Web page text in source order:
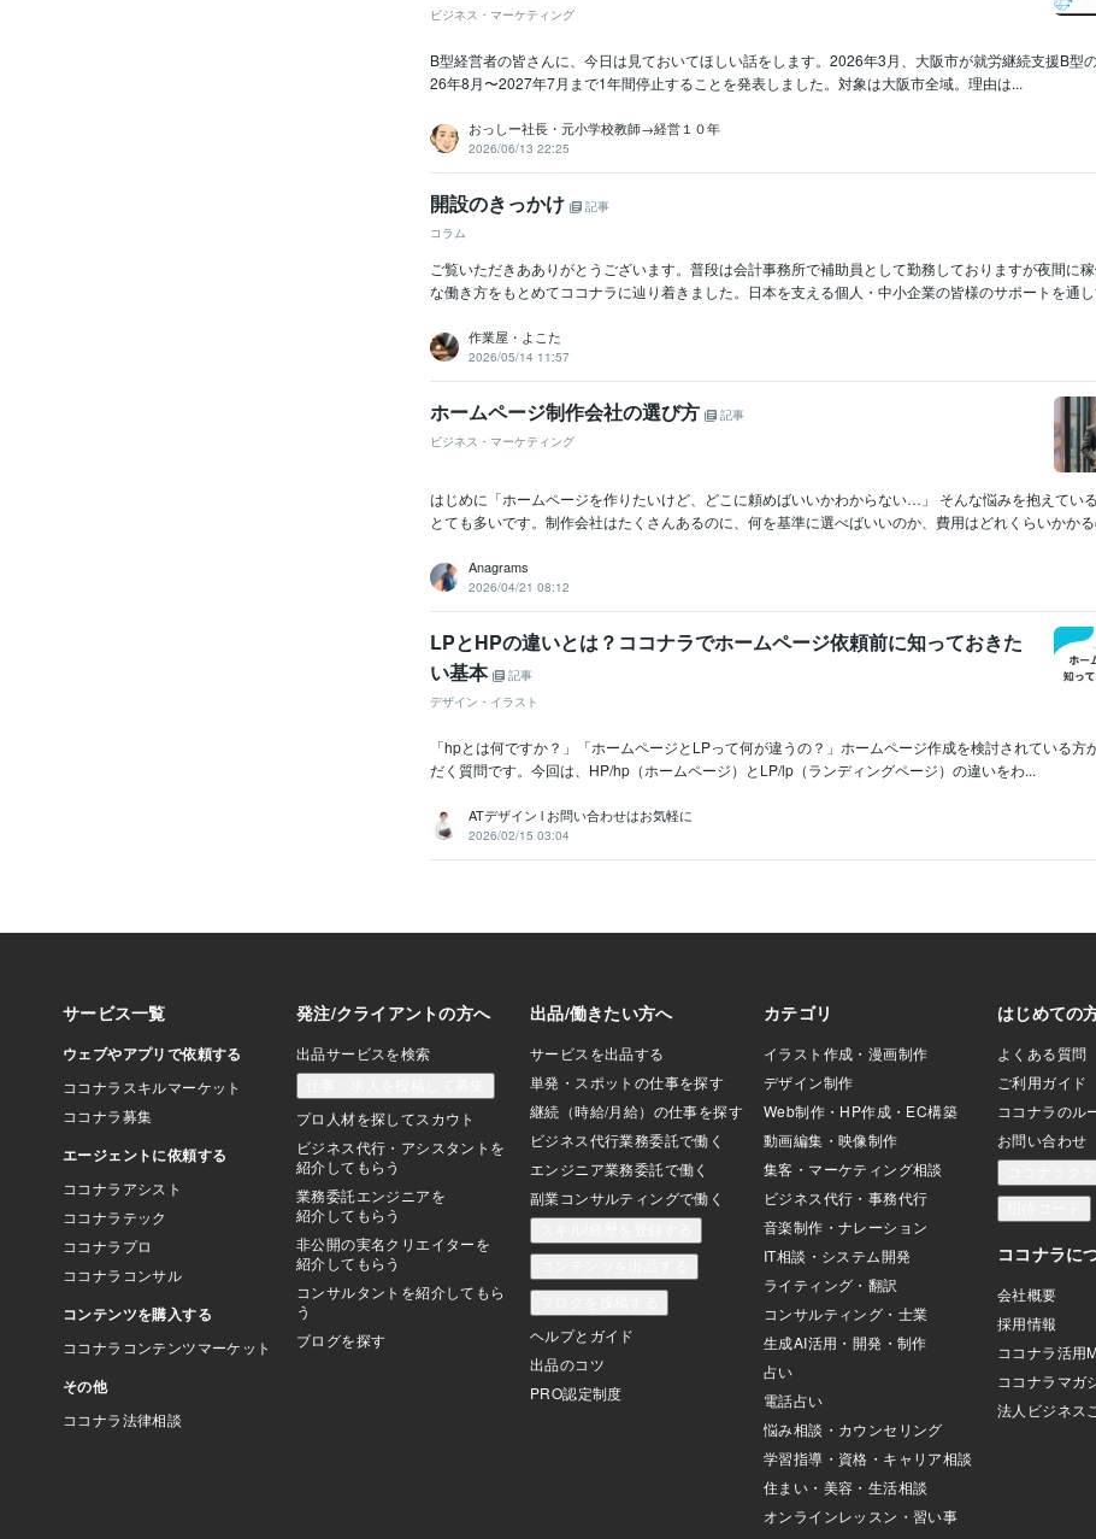
ビジネス・マーケティング
B型経営者の皆さんに、今日は見ておいてほしい話をします。2026年3月、大阪市が就労継続支援B型
26年8月〜2027年7月まで1年間停止することを発表しました。対象は大阪市全域。理由は...
おっしー社長・元小学校教師→経営１０年
2026/06/13 22:25
開設のきっかけ
記事
コラム
ご覧いただきあありがとうございます。普段は会計事務所で補助員として勤務しておりますが夜間に
な働き方をもとめてココナラに辿り着きました。日本を支える個人・中小企業の皆様のサポートを通
作業屋・よこた
2026/05/14 11:57
ホームページ制作会社の選び方
記事
ビジネス・マーケティング
はじめに「ホームページを作りたいけど、どこに頼めばいいかわからない…」 そんな悩みを抱えてい
とても多いです。制作会社はたくさんあるのに、何を基準に選べばいいのか、費用はどれくらいかか
Anagrams
2026/04/21 08:12
LPとHPの違いとは？ココナラでホームページ依頼前に知っておきた
い基本
記事
デザイン・イラスト
「hpとは何ですか？」「ホームページとLPって何が違うの？」ホームページ作成を検討されている方
だく質問です。今回は、HP/hp（ホームページ）とLP/lp（ランディングページ）の違いをわ...
ATデザイン l お問い合わせはお気軽に
2026/02/15 03:04